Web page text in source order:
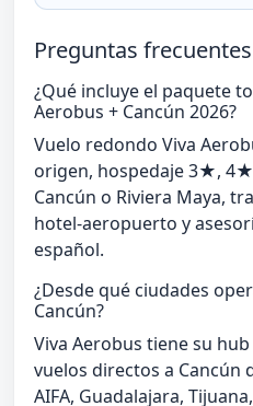
Preguntas frecuentes
¿Qué incluye el paquete
Aerobus + Cancún 2026?
Vuelo redondo Viva
origen, hospedaje 3★,
Cancún o Riviera Maya,
hotel-aeropuerto y
español.
¿Desde qué ciudades
Cancún?
Viva Aerobus tiene su
vuelos directos a Cancún
AIFA, Guadalajara,